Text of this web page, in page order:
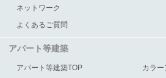
ネットワーク
よくあるご質問
アパート等建築
アパート等建築TOP
カラ